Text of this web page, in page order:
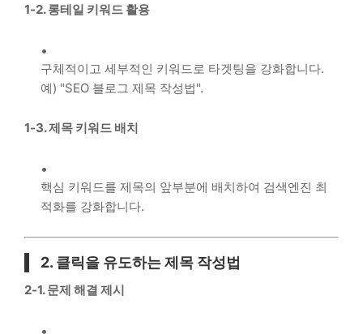
1-2. 롱테일 키워드 활용
구체적이고 세부적인 키워드로 타겟팅을 강화합니다.
예) "SEO 블로그 제목 작성법".
1-3. 제목 키워드 배치
핵심 키워드를 제목의 앞부분에 배치하여 검색엔진 최
적화를 강화합니다.
2. 클릭을 유도하는 제목 작성법
2-1. 문제 해결 제시